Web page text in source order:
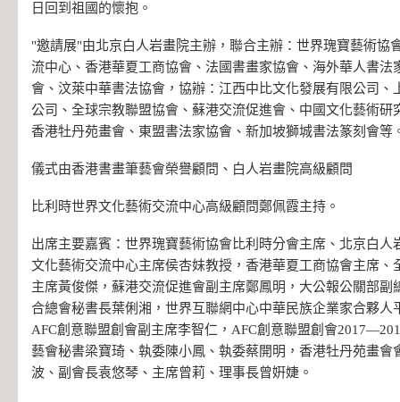
日回到祖國的懷抱。
"邀請展"由北京白人岩畫院主辦，聯合主辦：世界瑰寶藝術協
流中心、香港華夏工商協會、法國書畫家協會、海外華人書法
會、汶萊中華書法協會，協辦：江西中比文化發展有限公司、
公司、全球宗教聯盟協會、蘇港交流促進會、中國文化藝術研
香港牡丹苑畫會、東盟書法家協會、新加坡獅城書法篆刻會等
儀式由香港書畫筆藝會榮譽顧問、白人岩畫院高級顧問
比利時世界文化藝術交流中心高級顧問鄭佩霞主持。
出席主要嘉賓：世界瑰寶藝術協會比利時分會主席、北京白人
文化藝術交流中心主席侯杏妹教授，香港華夏工商協會主席、
主席黃俊傑，蘇港交流促進會副主席鄭鳳明，大公報公關部副
合總會秘書長葉俐湘，世界互聯網中心中華民族企業家合夥人
AFC創意聯盟創會副主席李智仁，AFC創意聯盟創會
藝會秘書梁寶琦、執委陳小鳳、執委蔡開明，香港牡丹苑畫會
波、副會長袁悠琴、主席曾莉、理事長曾姸婕。